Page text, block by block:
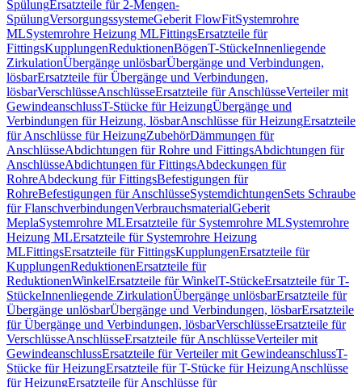
SpülungErsatzteile für 2-Mengen-
SpülungVersorgungssystemeGeberit FlowFitSystemrohre
MLSystemrohre Heizung MLFittingsErsatzteile für
FittingsKupplungenReduktionenBögenT-StückeInnenliegende
ZirkulationÜbergänge unlösbarÜbergänge und Verbindungen,
lösbarErsatzteile für Übergänge und Verbindungen,
lösbarVerschlüsseAnschlüsseErsatzteile für AnschlüsseVerteiler mit
GewindeanschlussT-Stücke für HeizungÜbergänge und
Verbindungen für Heizung, lösbarAnschlüsse für HeizungErsatzteile
für Anschlüsse für HeizungZubehörDämmungen für
AnschlüsseAbdichtungen für Rohre und FittingsAbdichtungen für
AnschlüsseAbdichtungen für FittingsAbdeckungen für
RohreAbdeckung für FittingsBefestigungen für
RohreBefestigungen für AnschlüsseSystemdichtungenSets Schraube
für FlanschverbindungenVerbrauchsmaterialGeberit
MeplaSystemrohre MLErsatzteile für Systemrohre MLSystemrohre
Heizung MLErsatzteile für Systemrohre Heizung
MLFittingsErsatzteile für FittingsKupplungenErsatzteile für
KupplungenReduktionenErsatzteile für
ReduktionenWinkelErsatzteile für WinkelT-StückeErsatzteile für T-
StückeInnenliegende ZirkulationÜbergänge unlösbarErsatzteile für
Übergänge unlösbarÜbergänge und Verbindungen, lösbarErsatzteile
für Übergänge und Verbindungen, lösbarVerschlüsseErsatzteile für
VerschlüsseAnschlüsseErsatzteile für AnschlüsseVerteiler mit
GewindeanschlussErsatzteile für Verteiler mit GewindeanschlussT-
Stücke für HeizungErsatzteile für T-Stücke für HeizungAnschlüsse
für HeizungErsatzteile für Anschlüsse für